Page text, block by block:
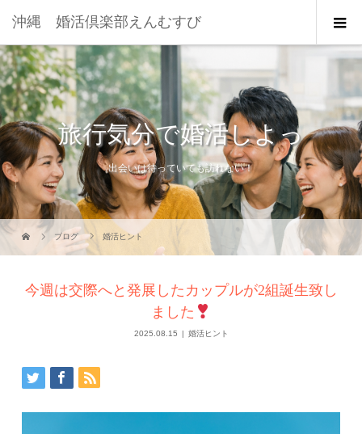
沖縄 婚活倶楽部えんむすび
旅行気分で婚活しよっ
出会いは待っていても訪れない！
ブログ 婚活ヒント
今週は交際へと発展したカップルが2組誕生致し
ました
2025.08.15 婚活ヒント